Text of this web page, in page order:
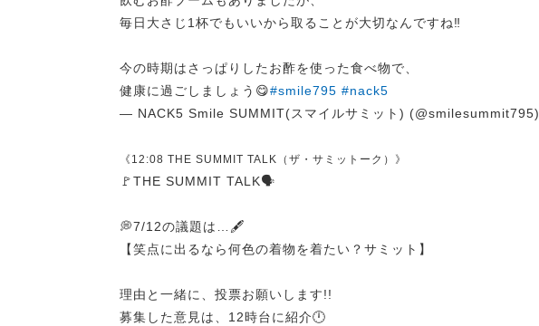
毎日大さじ1杯でもいいから取ることが大切なんですね‼
今の時期はさっぱりしたお酢を使った食べ物で、
健康に過ごしましょう😋#smile795 #nack5
— NACK5 Smile SUMMIT(スマイルサミット) (@smilesummit795)
《12:08 THE SUMMIT TALK（ザ・サミットーク）》
🚩THE SUMMIT TALK🗣️
💭7/12の議題は…🖋️
【笑点に出るなら何色の着物を着たい？サミット】
理由と一緒に、投票お願いします!!
募集した意見は、12時台に紹介🕛